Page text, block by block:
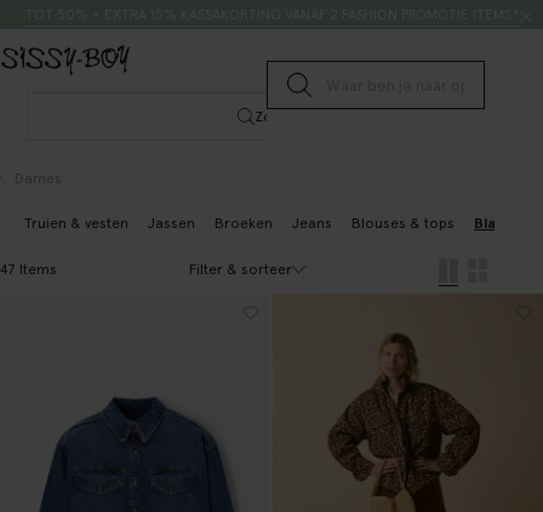
Submit search
Zoeken
Dames
Truien & vesten Jassen Broeken Jeans Blouses & tops Blazers &
47 Items Filter & sorteer